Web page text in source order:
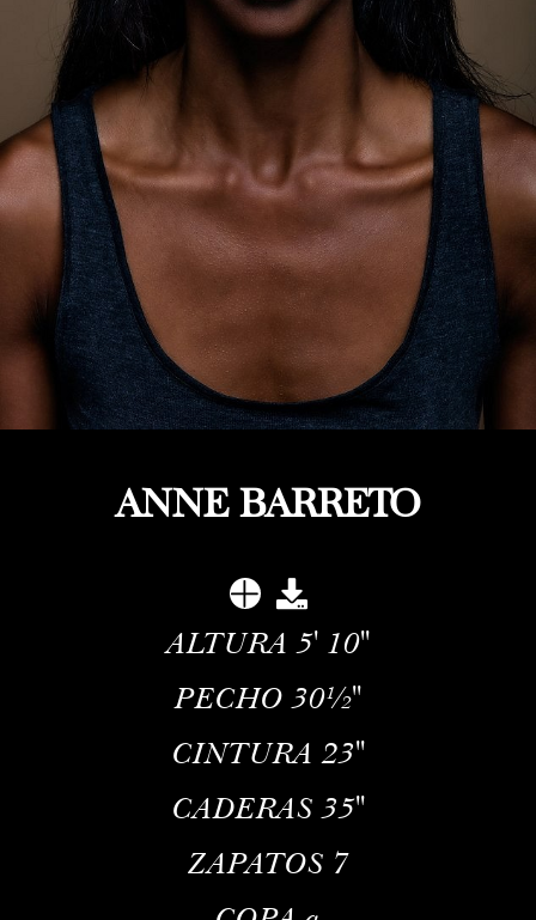
ANNE BARRETO
ALTURA 5' 10''
PECHO 30½''
CINTURA 23''
CADERAS 35''
ZAPATOS 7